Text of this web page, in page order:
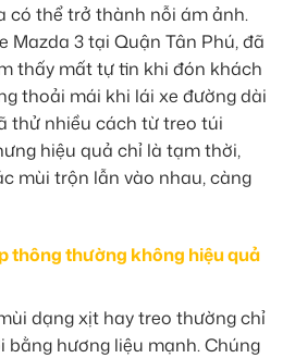
có thể trở thành nỗi ám ảnh.
Mazda 3 tại Quận Tân Phú, đã
thấy mất tự tin khi đón khách
thoải mái khi lái xe đường dài
thử nhiều cách từ treo túi
hiệu quả chỉ là tạm thời,
mùi trộn lẫn vào nhau, càng
thông thường không hiệu quả
dạng xịt hay treo thường chỉ
hương liệu mạnh. Chúng